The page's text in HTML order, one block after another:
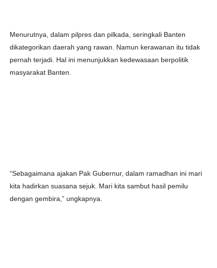
Menurutnya, dalam pilpres dan pilkada, seringkali Banten
dikategorikan daerah yang rawan. Namun kerawanan itu tidak
pernah terjadi. Hal ini menunjukkan kedewasaan berpolitik
masyarakat Banten.
“Sebagaimana ajakan Pak Gubernur, dalam ramadhan ini mari
kita hadirkan suasana sejuk. Mari kita sambut hasil pemilu
dengan gembira,” ungkapnya.